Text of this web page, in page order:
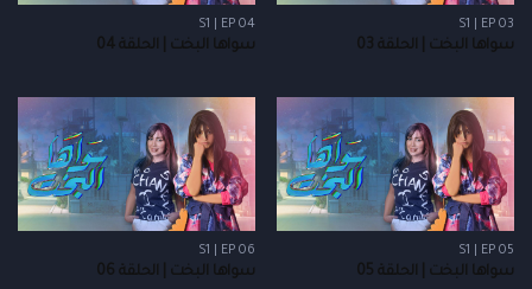
S1 | EP 03
سواها البخت | الحلقة 03
S1 | EP 04
سواها البخت | الحلقة 04
S1 | EP 05
سواها البخت | الحلقة 05
S1 | EP 06
سواها البخت | الحلقة 06